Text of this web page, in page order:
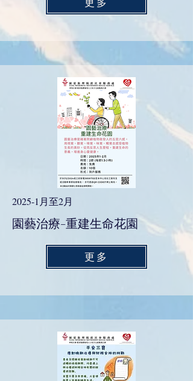
2025-1月至2月
園藝治療-重建生命花園
更多